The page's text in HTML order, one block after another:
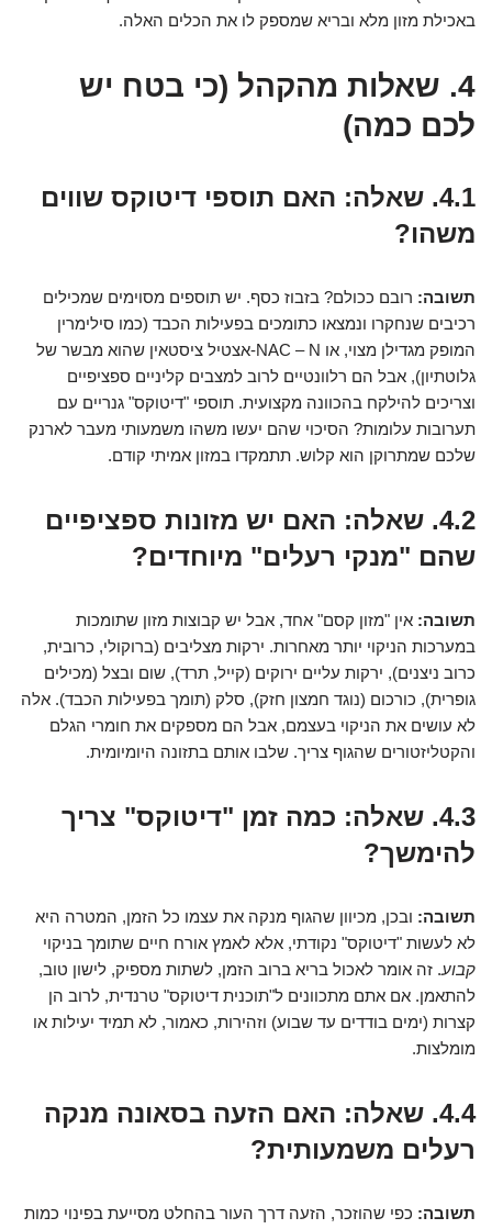
באכילת מזון מלא ובריא שמספק לו את הכלים האלה.
4. שאלות מהקהל (כי בטח יש
לכם כמה)
4.1. שאלה: האם תוספי דיטוקס שווים
משהו?
תשובה: רובם ככולם? בזבוז כסף. יש תוספים מסוימים שמכילים
רכיבים שנחקרו ונמצאו כתומכים בפעילות הכבד (כמו סילימרין
המופק מגדילן מצוי, או NAC – N-אצטיל ציסטאין שהוא מבשר של
גלוטתיון), אבל הם רלוונטיים לרוב למצבים קליניים ספציפיים
וצריכים להילקח בהכוונה מקצועית. תוספי "דיטוקס" גנריים עם
תערובות עלומות? הסיכוי שהם יעשו משהו משמעותי מעבר לארנק
שלכם שמתרוקן הוא קלוש. תתמקדו במזון אמיתי קודם.
4.2. שאלה: האם יש מזונות ספציפיים
שהם "מנקי רעלים" מיוחדים?
תשובה: אין "מזון קסם" אחד, אבל יש קבוצות מזון שתומכות
במערכות הניקוי יותר מאחרות. ירקות מצליבים (ברוקולי, כרובית,
כרוב ניצנים), ירקות עליים ירוקים (קייל, תרד), שום ובצל (מכילים
גופרית), כורכום (נוגד חמצון חזק), סלק (תומך בפעילות הכבד). אלה
לא עושים את הניקוי בעצמם, אבל הם מספקים את חומרי הגלם
והקטליזטורים שהגוף צריך. שלבו אותם בתזונה היומיומית.
4.3. שאלה: כמה זמן "דיטוקס" צריך
להימשך?
תשובה: ובכן, מכיוון שהגוף מנקה את עצמו כל הזמן, המטרה היא
לא לעשות "דיטוקס" נקודתי, אלא לאמץ אורח חיים שתומך בניקוי
קבוע. זה אומר לאכול בריא ברוב הזמן, לשתות מספיק, לישון טוב,
להתאמן. אם אתם מתכוונים ל"תוכנית דיטוקס" טרנדית, לרוב הן
קצרות (ימים בודדים עד שבוע) וזהירות, כאמור, לא תמיד יעילות או
מומלצות.
4.4. שאלה: האם הזעה בסאונה מנקה
רעלים משמעותית?
תשובה: כפי שהוזכר, הזעה דרך העור בהחלט מסייעת בפינוי כמות